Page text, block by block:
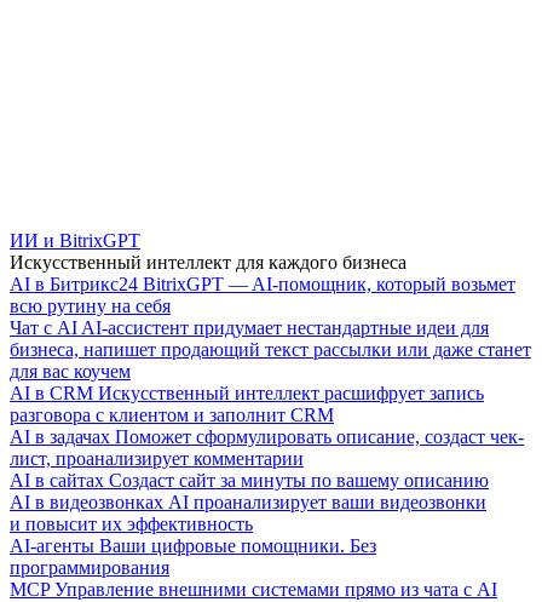
ИИ и BitrixGPT
Искусственный интеллект для каждого бизнеса
AI в Битрикс24 BitrixGPT — AI-помощник, который возьмет
всю рутину на себя
Чат с AI AI-ассистент придумает нестандартные идеи для
бизнеса, напишет продающий текст рассылки или даже станет
для вас коучем
AI в CRM Искусственный интеллект расшифрует запись
разговора с клиентом и заполнит CRM
AI в задачах Поможет сформулировать описание, создаст чек-
лист, проанализирует комментарии
AI в сайтах Создаст сайт за минуты по вашему описанию
AI в видеозвонках AI проанализирует ваши видеозвонки
и повысит их эффективность
AI-агенты Ваши цифровые помощники. Без
программирования
MCP Управление внешними системами прямо из чата с AI